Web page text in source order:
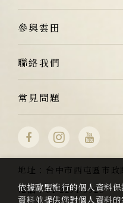
參與雲田
聯絡我們
常見問題
地址：
台中市西屯區市
電話：04-2254-5523
依據歐盟施行的個人資料
資料並提供您對個人資料